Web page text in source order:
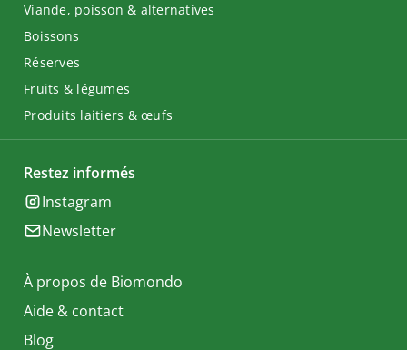
Viande, poisson & alternatives
Boissons
Réserves
Fruits & légumes
Produits laitiers & œufs
Restez informés
Instagram
Newsletter
À propos de Biomondo
Aide & contact
Blog